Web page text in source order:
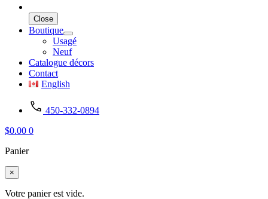
Close
Boutique
Usagé
Neuf
Catalogue décors
Contact
English
450-332-0894
$0.00 0
Panier
×
Votre panier est vide.